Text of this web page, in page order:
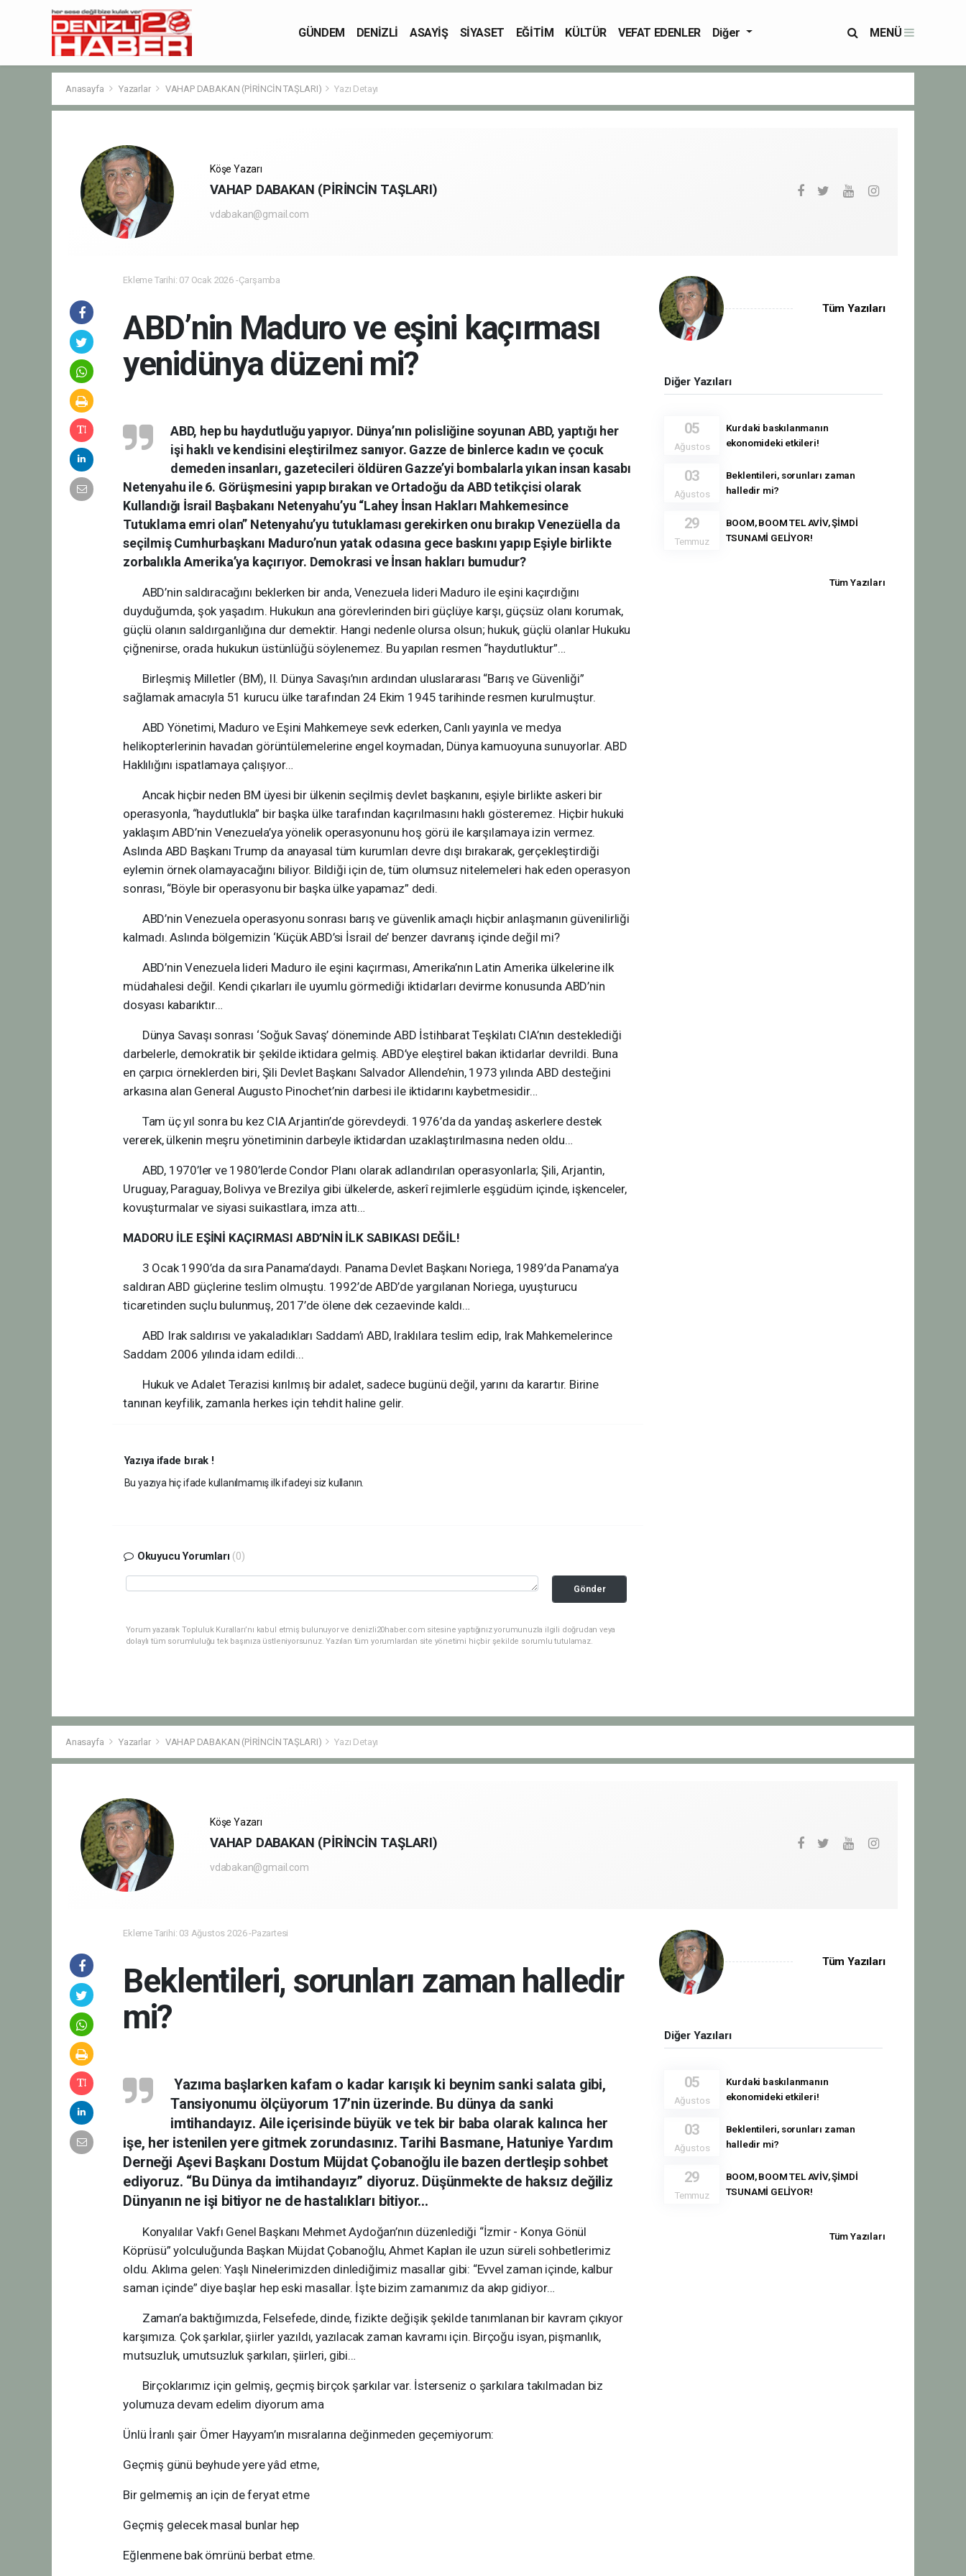
GÜNDEM DENİZLİ ASAYİŞ SİYASET EĞİTİM KÜLTÜR VEFAT EDENLER Diğer MENÜ
Anasayfa Yazarlar VAHAP DABAKAN (PİRİNCİN TAŞLARI) Yazı Detayı
Köşe Yazarı
VAHAP DABAKAN (PİRİNCİN TAŞLARI)
vdabakan@gmail.com
Ekleme Tarihi: 07 Ocak 2026 -Çarşamba
ABD’nin Maduro ve eşini kaçırması
yenidünya düzeni mi?
ABD, hep bu haydutluğu yapıyor. Dünya’nın polisliğine soyunan ABD, yaptığı her
işi haklı ve kendisini eleştirilmez sanıyor. Gazze de binlerce kadın ve çocuk
demeden insanları, gazetecileri öldüren Gazze’yi bombalarla yıkan insan kasabı
Netenyahu ile 6. Görüşmesini yapıp bırakan ve Ortadoğu da ABD tetikçisi olarak
Kullandığı İsrail Başbakanı Netenyahu’yu “Lahey İnsan Hakları Mahkemesince
Tutuklama emri olan” Netenyahu’yu tutuklaması gerekirken onu bırakıp Venezüella da
seçilmiş Cumhurbaşkanı Maduro’nun yatak odasına gece baskını yapıp Eşiyle birlikte
zorbalıkla Amerika’ya kaçırıyor. Demokrasi ve İnsan hakları bumudur?
ABD’nin saldıracağını beklerken bir anda, Venezuela lideri Maduro ile eşini kaçırdığını
duyduğumda, şok yaşadım. Hukukun ana görevlerinden biri güçlüye karşı, güçsüz olanı korumak,
güçlü olanın saldırganlığına dur demektir. Hangi nedenle olursa olsun; hukuk, güçlü olanlar Hukuku
çiğnenirse, orada hukukun üstünlüğü söylenemez. Bu yapılan resmen “haydutluktur”…
Birleşmiş Milletler (BM), II. Dünya Savaşı’nın ardından uluslararası “Barış ve Güvenliği”
sağlamak amacıyla 51 kurucu ülke tarafından 24 Ekim 1945 tarihinde resmen kurulmuştur.
ABD Yönetimi, Maduro ve Eşini Mahkemeye sevk ederken, Canlı yayınla ve medya
helikopterlerinin havadan görüntülemelerine engel koymadan, Dünya kamuoyuna sunuyorlar. ABD
Haklılığını ispatlamaya çalışıyor…
Ancak hiçbir neden BM üyesi bir ülkenin seçilmiş devlet başkanını, eşiyle birlikte askeri bir
operasyonla, “haydutlukla” bir başka ülke tarafından kaçırılmasını haklı gösteremez. Hiçbir hukuki
yaklaşım ABD’nin Venezuela’ya yönelik operasyonunu hoş görü ile karşılamaya izin vermez.
Aslında ABD Başkanı Trump da anayasal tüm kurumları devre dışı bırakarak, gerçekleştirdiği
eylemin örnek olamayacağını biliyor. Bildiği için de, tüm olumsuz nitelemeleri hak eden operasyon
sonrası, “Böyle bir operasyonu bir başka ülke yapamaz” dedi.
ABD’nin Venezuela operasyonu sonrası barış ve güvenlik amaçlı hiçbir anlaşmanın güvenilirliği
kalmadı. Aslında bölgemizin ‘Küçük ABD’si İsrail de’ benzer davranış içinde değil mi?
ABD’nin Venezuela lideri Maduro ile eşini kaçırması, Amerika’nın Latin Amerika ülkelerine ilk
müdahalesi değil. Kendi çıkarları ile uyumlu görmediği iktidarları devirme konusunda ABD’nin
dosyası kabarıktır…
Dünya Savaşı sonrası ‘Soğuk Savaş’ döneminde ABD İstihbarat Teşkilatı CIA’nın desteklediği
darbelerle, demokratik bir şekilde iktidara gelmiş. ABD’ye eleştirel bakan iktidarlar devrildi. Buna
en çarpıcı örneklerden biri, Şili Devlet Başkanı Salvador Allende’nin, 1973 yılında ABD desteğini
arkasına alan General Augusto Pinochet’nin darbesi ile iktidarını kaybetmesidir…
Tam üç yıl sonra bu kez CIA Arjantin’de görevdeydi. 1976’da da yandaş askerlere destek
vererek, ülkenin meşru yönetiminin darbeyle iktidardan uzaklaştırılmasına neden oldu…
ABD, 1970’ler ve 1980’lerde Condor Planı olarak adlandırılan operasyonlarla; Şili, Arjantin,
Uruguay, Paraguay, Bolivya ve Brezilya gibi ülkelerde, askerî rejimlerle eşgüdüm içinde, işkenceler,
kovuşturmalar ve siyasi suikastlara, imza attı…
MADORU İLE EŞİNİ KAÇIRMASI ABD’NİN İLK SABIKASI DEĞİL!
3 Ocak 1990’da da sıra Panama’daydı. Panama Devlet Başkanı Noriega, 1989’da Panama’ya
saldıran ABD güçlerine teslim olmuştu. 1992’de ABD’de yargılanan Noriega, uyuşturucu
ticaretinden suçlu bulunmuş, 2017’de ölene dek cezaevinde kaldı…
ABD Irak saldırısı ve yakaladıkları Saddam’ı ABD, Iraklılara teslim edip, Irak Mahkemelerince
Saddam 2006 yılında idam edildi...
Hukuk ve Adalet Terazisi kırılmış bir adalet, sadece bugünü değil, yarını da karartır. Birine
tanınan keyfilik, zamanla herkes için tehdit haline gelir.
Yazıya ifade bırak !
Bu yazıya hiç ifade kullanılmamış ilk ifadeyi siz kullanın.
Okuyucu Yorumları (0)
Gönder
Yorum yazarak Topluluk Kuralları’nı kabul etmiş bulunuyor ve denizli20haber.com sitesine yaptığınız yorumunuzla ilgili doğrudan veya
dolaylı tüm sorumluluğu tek başınıza üstleniyorsunuz. Yazılan tüm yorumlardan site yönetimi hiçbir şekilde sorumlu tutulamaz.
Tüm Yazıları
Diğer Yazıları
05
Ağustos
Kurdaki baskılanmanın
ekonomideki etkileri!
03
Ağustos
Beklentileri, sorunları zaman
halledir mi?
29
Temmuz
BOOM, BOOM TEL AVİV, ŞİMDİ
TSUNAMİ GELİYOR!
Tüm Yazıları
Anasayfa Yazarlar VAHAP DABAKAN (PİRİNCİN TAŞLARI) Yazı Detayı
Köşe Yazarı
VAHAP DABAKAN (PİRİNCİN TAŞLARI)
vdabakan@gmail.com
Ekleme Tarihi: 03 Ağustos 2026 -Pazartesi
Beklentileri, sorunları zaman halledir
mi?
Yazıma başlarken kafam o kadar karışık ki beynim sanki salata gibi,
Tansiyonumu ölçüyorum 17’nin üzerinde. Bu dünya da sanki
imtihandayız. Aile içerisinde büyük ve tek bir baba olarak kalınca her
işe, her istenilen yere gitmek zorundasınız. Tarihi Basmane, Hatuniye Yardım
Derneği Aşevi Başkanı Dostum Müjdat Çobanoğlu ile bazen dertleşip sohbet
ediyoruz. “Bu Dünya da imtihandayız” diyoruz. Düşünmekte de haksız değiliz
Dünyanın ne işi bitiyor ne de hastalıkları bitiyor…
Konyalılar Vakfı Genel Başkanı Mehmet Aydoğan’nın düzenlediği “İzmir - Konya Gönül
Köprüsü” yolculuğunda Başkan Müjdat Çobanoğlu, Ahmet Kaplan ile uzun süreli sohbetlerimiz
oldu. Aklıma gelen: Yaşlı Ninelerimizden dinlediğimiz masallar gibi: “Evvel zaman içinde, kalbur
saman içinde” diye başlar hep eski masallar. İşte bizim zamanımız da akıp gidiyor…
Zaman’a baktığımızda, Felsefede, dinde, fizikte değişik şekilde tanımlanan bir kavram çıkıyor
karşımıza. Çok şarkılar, şiirler yazıldı, yazılacak zaman kavramı için. Birçoğu isyan, pişmanlık,
mutsuzluk, umutsuzluk şarkıları, şiirleri, gibi…
Birçoklarımız için gelmiş, geçmiş birçok şarkılar var. İsterseniz o şarkılara takılmadan biz
yolumuza devam edelim diyorum ama
Ünlü İranlı şair Ömer Hayyam’ın mısralarına değinmeden geçemiyorum:
Geçmiş günü beyhude yere yâd etme,
Bir gelmemiş an için de feryat etme
Geçmiş gelecek masal bunlar hep
Eğlenmene bak ömrünü berbat etme.
Tüm Yazıları
Diğer Yazıları
05
Ağustos
Kurdaki baskılanmanın
ekonomideki etkileri!
03
Ağustos
Beklentileri, sorunları zaman
halledir mi?
29
Temmuz
BOOM, BOOM TEL AVİV, ŞİMDİ
TSUNAMİ GELİYOR!
Tüm Yazıları